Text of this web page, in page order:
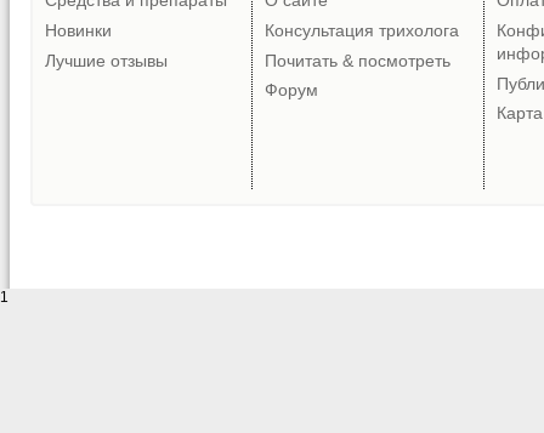
Новинки
Лучшие отзывы
Консультация трихолога
Почитать & посмотреть
Форум
1